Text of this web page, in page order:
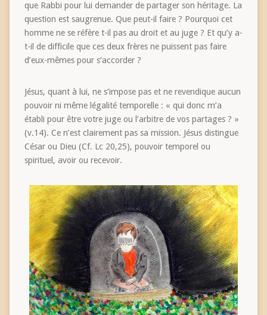
que Rabbi pour lui demander de partager son héritage. La
question est saugrenue. Que peut-il faire ? Pourquoi cet
homme ne se réfère t-il pas au droit et au juge ? Et qu’y a-
t-il de difficile que ces deux frères ne puissent pas faire
d’eux-mêmes pour s’accorder ?
Jésus, quant à lui, ne s’impose pas et ne revendique aucun
pouvoir ni même légalité temporelle : « qui donc m’a
établi pour être votre juge ou l’arbitre de vos partages ? »
(v.14). Ce n’est clairement pas sa mission. Jésus distingue
César ou Dieu (Cf. Lc 20,25), pouvoir temporel ou
spirituel, avoir ou recevoir.